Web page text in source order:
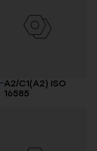
A2/C1(A2) ISO
16585